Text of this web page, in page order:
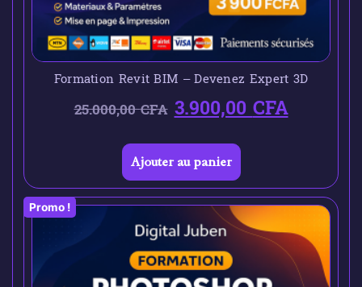
Formation Revit BIM – Devenez Expert 3D
25.000,00CFA 3.900,00CFA
Ajouter au panier
Promo !